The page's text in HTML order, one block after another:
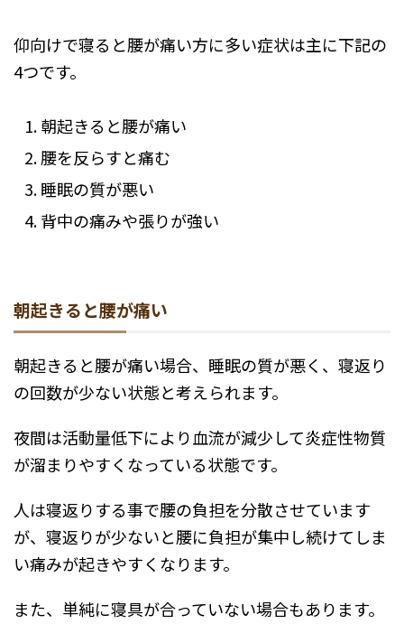
仰向けで寝ると腰が痛い方に多い症状は主に下記の
4つです。
朝起きると腰が痛い
腰を反らすと痛む
睡眠の質が悪い
背中の痛みや張りが強い
朝起きると腰が痛い
朝起きると腰が痛い場合、睡眠の質が悪く、寝返り
の回数が少ない状態と考えられます。
夜間は活動量低下により血流が減少して炎症性物質
が溜まりやすくなっている状態です。
人は寝返りする事で腰の負担を分散させています
が、寝返りが少ないと腰に負担が集中し続けてしま
い痛みが起きやすくなります。
また、単純に寝具が合っていない場合もあります。